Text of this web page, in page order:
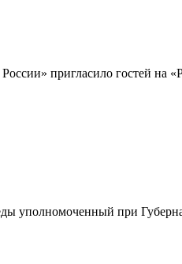
пригласило гостей на
уполномоченный при